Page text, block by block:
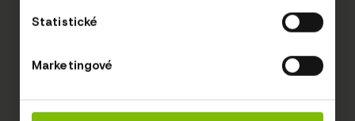
Statistické
Marketingové